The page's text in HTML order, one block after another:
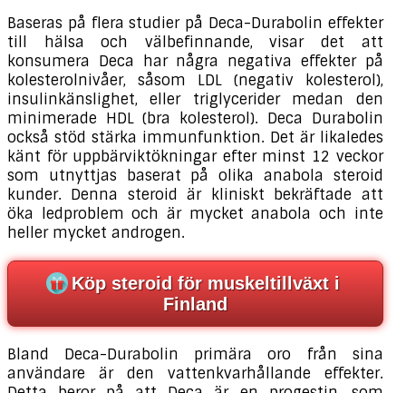
Baseras på flera studier på Deca-Durabolin effekter
till hälsa och välbefinnande, visar det att
konsumera Deca har några negativa effekter på
kolesterolnivåer, såsom LDL (negativ kolesterol),
insulinkänslighet, eller triglycerider medan den
minimerade HDL (bra kolesterol). Deca Durabolin
också stöd stärka immunfunktion. Det är likaledes
känt för uppbärviktökningar efter minst 12 veckor
som utnyttjas baserat på olika anabola steroid
kunder. Denna steroid är kliniskt bekräftade att
öka ledproblem och är mycket anabola och inte
heller mycket androgen.
Köp steroid för muskeltillväxt i
Finland
Bland Deca-Durabolin primära oro från sina
användare är den vattenkvarhållande effekter.